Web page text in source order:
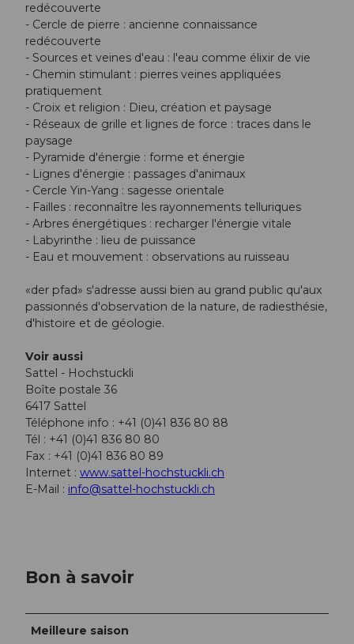
redécouverte
- Cercle de pierre : ancienne connaissance
redécouverte
- Sources et veines d'eau : l'eau comme élixir de vie
- Chemin stimulant : pierres veines appliquées
pratiquement
- Croix et religion : Dieu, création et paysage
- Réseaux de grille et lignes de force : traces dans le
paysage
- Pyramide d'énergie : forme et énergie
- Lignes d'énergie : passages d'animaux
- Cercle Yin-Yang : sagesse orientale
- Failles : reconnaître les rayonnements telluriques
- Arbres énergétiques : recharger l'énergie vitale
- Labyrinthe : lieu de puissance
- Eau et mouvement : observations au ruisseau
«der pfad» s'adresse aussi bien au grand public qu'aux
passionnés d'observation de la nature, de radiesthésie,
d'histoire et de géologie.
Voir aussi
Sattel - Hochstuckli
Boîte postale 36
6417 Sattel
Téléphone info : +41 (0)41 836 80 88
Tél : +41 (0)41 836 80 80
Fax : +41 (0)41 836 80 89
Internet : www.sattel-hochstuckli.ch
E-Mail : info@sattel-hochstuckli.ch
Bon à savoir
Meilleure saison